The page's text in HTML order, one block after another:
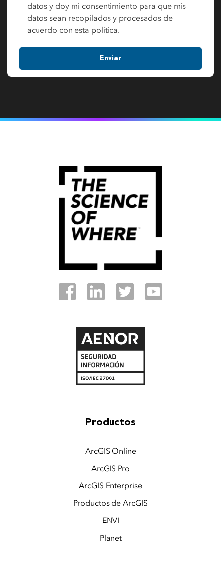
datos y doy mi consentimiento para que mis
datos sean recopilados y procesados de
acuerdo con esta política.
Productos
ArcGIS Online
ArcGIS Pro
ArcGIS Enterprise
Productos de ArcGIS
ENVI
Planet